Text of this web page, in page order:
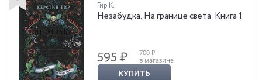
Гир К.
Незабудка. На границе света. Книга 1
595 ₽
700 ₽
в магазине
КУПИТЬ